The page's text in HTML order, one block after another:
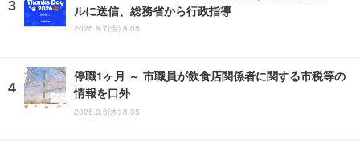
ルに送信、総務省から行政指導
2026.8.7(金) 8:05
停職1ヶ月 ～ 市職員が飲食店関係者に関する市税等の
情報を口外
2026.8.6(木) 8:05